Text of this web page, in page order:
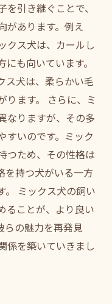
引き継ぐことで、
があります。例え
クス犬は、カールし
も向いています。
ス犬は、柔らかい毛
ります。 さらに、ミ
なりますが、その多
すいのです。ミック
つため、その性格は
を持つ犬がいる一方
。 ミックス犬の飼い
ることが、より良い
らの魅力を再発見
係を築いていきまし